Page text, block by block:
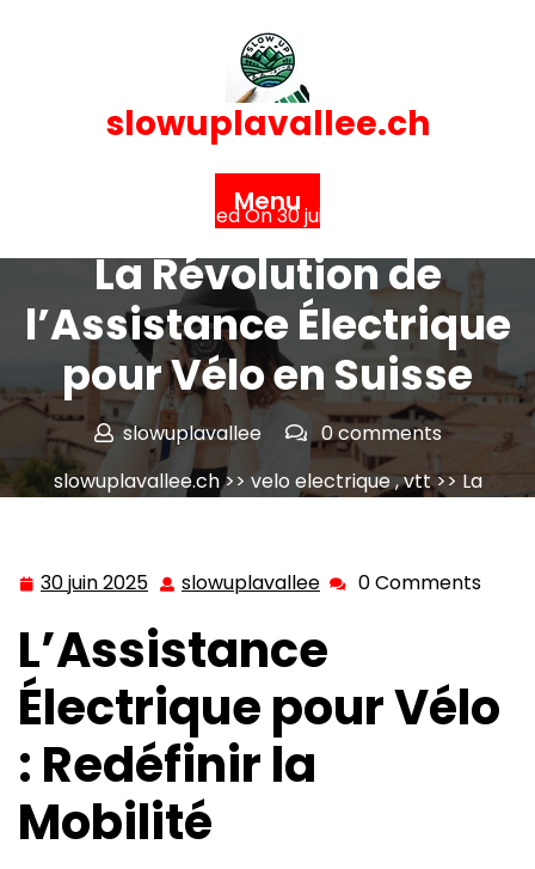
slowuplavallee.ch
Menu
Posted On 30 juin 2025
La Révolution de
l’Assistance Électrique
pour Vélo en Suisse
slowuplavallee
0 comments
slowuplavallee.ch>> velo electrique,vtt>> La
30 juin 2025 30
2025
slowuplavallee slowuplavallee
0 Comments
L’Assistance
Électrique pour Vélo
: Redéfinir la
Mobilité